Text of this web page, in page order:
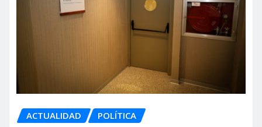
ACTUALIDAD POLÍTICA